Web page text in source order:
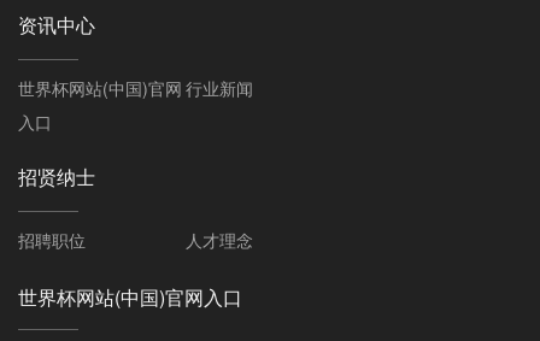
资讯中心
世界杯网站(中国)官网
入口
行业新闻
招贤纳士
招聘职位 人才理念
世界杯网站(中国)官网入口